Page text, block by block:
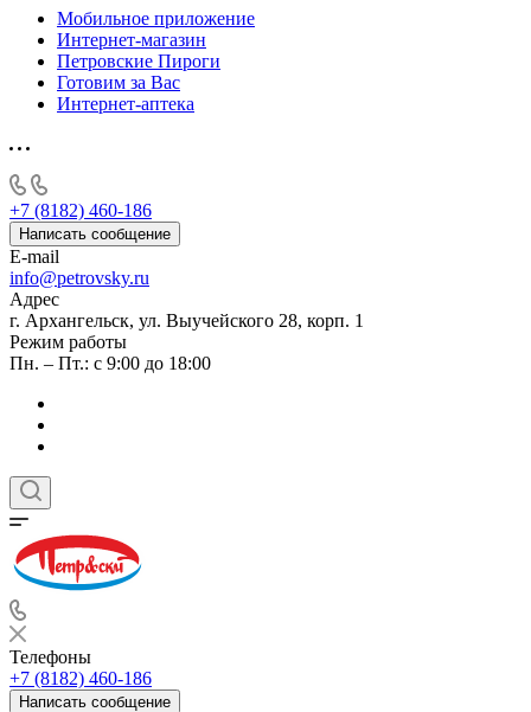
Мобильное приложение
Интернет-магазин
Петровские Пироги
Готовим за Вас
Интернет-аптека
+7 (8182) 460-186
Написать сообщение
E-mail
info@petrovsky.ru
Адрес
г. Архангельск, ул. Выучейского 28, корп. 1
Режим работы
Пн. – Пт.: с 9:00 до 18:00
Телефоны
+7 (8182) 460-186
Написать сообщение